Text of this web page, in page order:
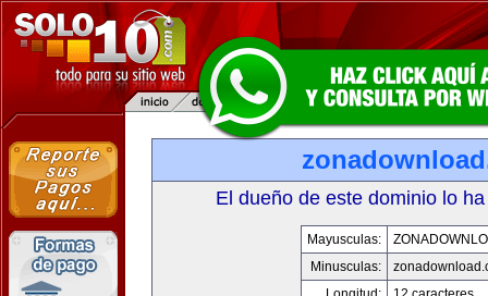
El dueño de este dominio lo
Mayusculas:
Minusculas: